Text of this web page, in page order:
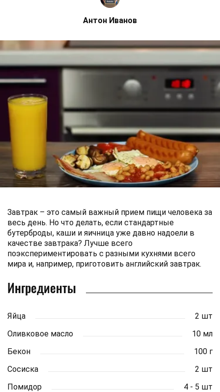
Антон Иванов
Завтрак – это самый важный прием пищи человека за
весь день. Но что делать, если стандартные
бутерброды, каши и яичница уже давно надоели в
качестве завтрака? Лучше всего
поэкспериментировать с разными кухнями всего
мира и, например, приготовить английский завтрак.
Ингредиенты
Яйца
2 шт
Оливковое масло
10 мл
Бекон
100 г
Сосиска
2 шт
Помидор
4 - 5 шт